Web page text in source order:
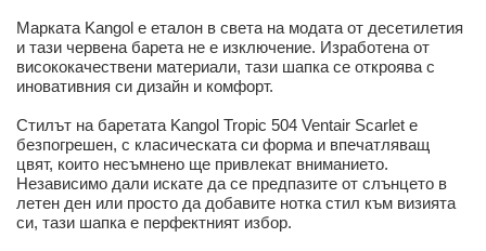
Марката Kangol е еталон в света на модата от десетилетия
и тази червена барета не е изключение. Изработена от
висококачествени материали, тази шапка се откроява с
иновативния си дизайн и комфорт.
Стилът на баретата Kangol Tropic 504 Ventair Scarlet е
безпогрешен, с класическата си форма и впечатляващ
цвят, които несъмнено ще привлекат вниманието.
Независимо дали искате да се предпазите от слънцето в
летен ден или просто да добавите нотка стил към визията
си, тази шапка е перфектният избор.